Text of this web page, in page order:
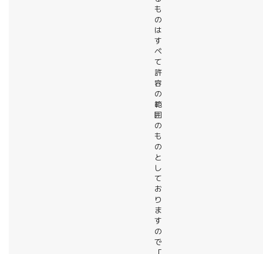
も
の
は
す
べ
て
許
容
の
範
囲
の
も
の
と
し
て
お
り
ま
す
の
で